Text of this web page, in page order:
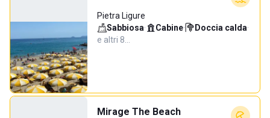
Pietra Ligure
Sabbiosa· Cabine· Doccia calda·
e altri 8…
Mirage The Beach